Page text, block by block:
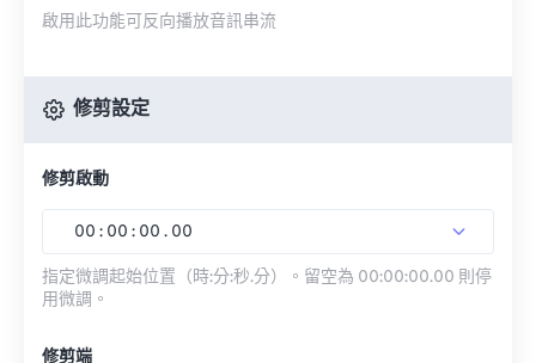
啟用此功能可反向播放音訊串流
修剪設定
修剪啟動
00 : 00 : 00 . 00
指定微調起始位置（時:分:秒.分）。留空為 00:00:00.00 則停
用微調。
修剪端